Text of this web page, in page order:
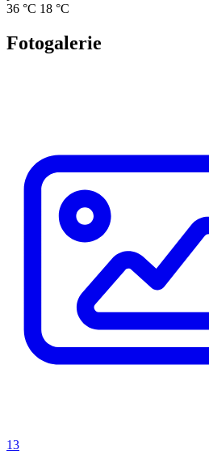
36 °C 18 °C
Fotogalerie
13